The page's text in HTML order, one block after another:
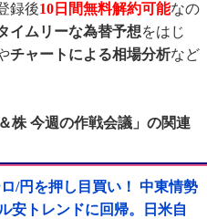
録後10日間無料解約可能なの
イムリーな為替予想をはじ
チャートによる相場分析など
株 今週の作戦会議」の関連
/円を押し目買い！ 中東情勢
安トレンドに回帰。日米自